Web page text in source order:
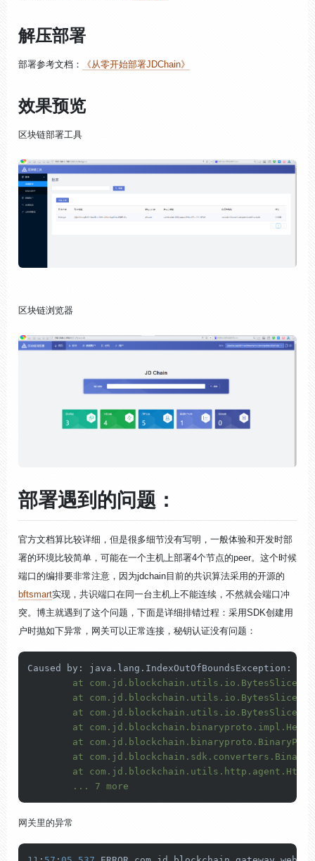
解压部署
部署参考文档： 《从零开始部署JDChain》
效果预览
区块链部署工具
区块链浏览器
部署遇到的问题：
官方文档算比较详细，但是很多细节没有写明，一般体验和开发时部
署的环境比较简单，可能在一个主机上部署4个节点的peer。这个时候
端口的编排要非常注意，因为jdchain目前的共识算法采用的开源的
bftsmart实现，共识端口在同一台主机上不能连续，不然就会端口冲
突。博主就遇到了这个问题，下面是详细排错过程：采用SDK创建用
户时抛如下异常，网关可以正常连接，秘钥认证没有问题：
Caused by: java.lang.IndexOutOfBoundsException:
	... 7 more
网关里的异常